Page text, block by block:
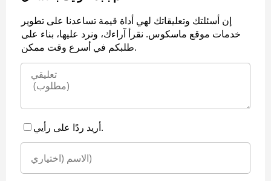
إن أسئلتك وتعليقاتك لهي أداة قيمة تساعدنا على تطوير
خدمات موقع ماسكوس. نقرأ آراءك، ونرد عليها، بناء على
طلبكم في أسرع وقت ممكن.
أريد ردًا على رأيي.